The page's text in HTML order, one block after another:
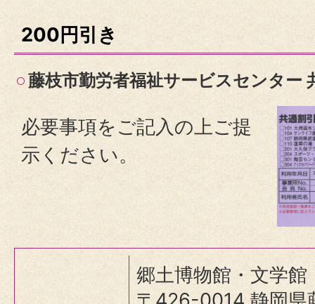
200円引き
藤枝市勤労者福祉サービスセンター
必要事項をご記入の上ご提
示ください。
郷土博物館・文学館